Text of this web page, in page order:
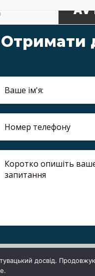
11
108
AV
201
36
237
Отримати
досвід.